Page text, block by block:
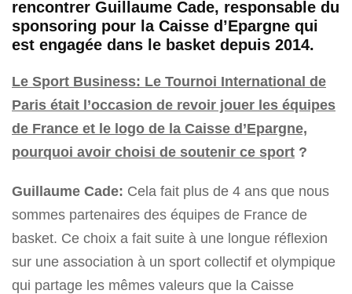
rencontrer Guillaume Cade, responsable du
sponsoring pour la Caisse d’Epargne qui
est engagée dans le basket depuis 2014.
Le Sport Business: Le Tournoi International de
Paris était l’occasion de revoir jouer les équipes
de France et le logo de la Caisse d’Epargne,
pourquoi avoir choisi de soutenir ce sport ?
Guillaume Cade: Cela fait plus de 4 ans que nous
sommes partenaires des équipes de France de
basket. Ce choix a fait suite à une longue réflexion
sur une association à un sport collectif et olympique
qui partage les mêmes valeurs que la Caisse